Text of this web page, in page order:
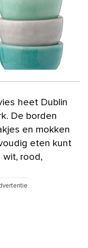
heet Dublin
De borden
en mokken
eten kunt
wit, rood,